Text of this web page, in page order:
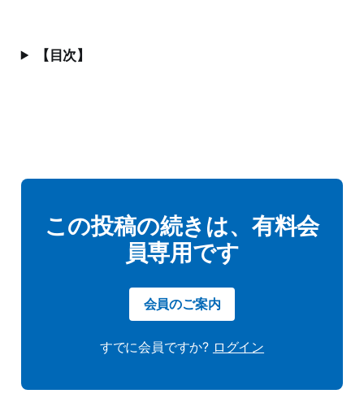
【目次】
この投稿の続きは、有料会
員専用です
会員のご案内
すでに会員ですか? ログイン